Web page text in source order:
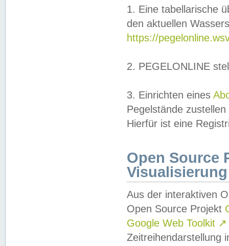
1. Eine tabellarische
den aktuellen
https://
2. PEGELONLINE
3. Einrichten eines
Pegelstände
Hierfür ist eine
Open Source
Visualisierung
Aus der interaktiven
Open Source Projekt
Google Web Toolkit ↗
Zeitreihendarstellung